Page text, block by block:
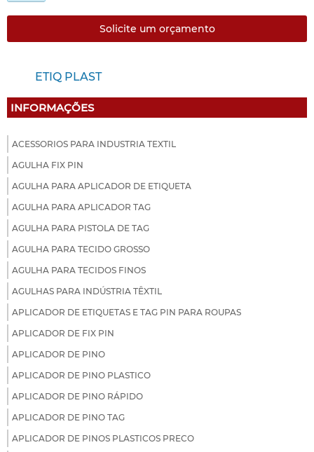
Solicite um orçamento
ETIQ PLAST
INFORMAÇÕES
ACESSORIOS PARA INDUSTRIA TEXTIL
AGULHA FIX PIN
AGULHA PARA APLICADOR DE ETIQUETA
AGULHA PARA APLICADOR TAG
AGULHA PARA PISTOLA DE TAG
AGULHA PARA TECIDO GROSSO
AGULHA PARA TECIDOS FINOS
AGULHAS PARA INDÚSTRIA TÊXTIL
APLICADOR DE ETIQUETAS E TAG PIN PARA ROUPAS
APLICADOR DE FIX PIN
APLICADOR DE PINO
APLICADOR DE PINO PLASTICO
APLICADOR DE PINO RÁPIDO
APLICADOR DE PINO TAG
APLICADOR DE PINOS PLASTICOS PRECO